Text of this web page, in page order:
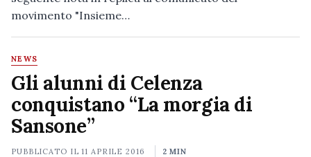
movimento "Insieme…
NEWS
Gli alunni di Celenza
conquistano “La morgia di
Sansone”
PUBBLICATO IL11 APRILE 2016 2 MIN